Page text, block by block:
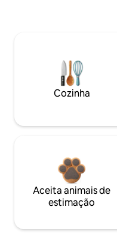
Cozinha
Aceita animais de
estimação